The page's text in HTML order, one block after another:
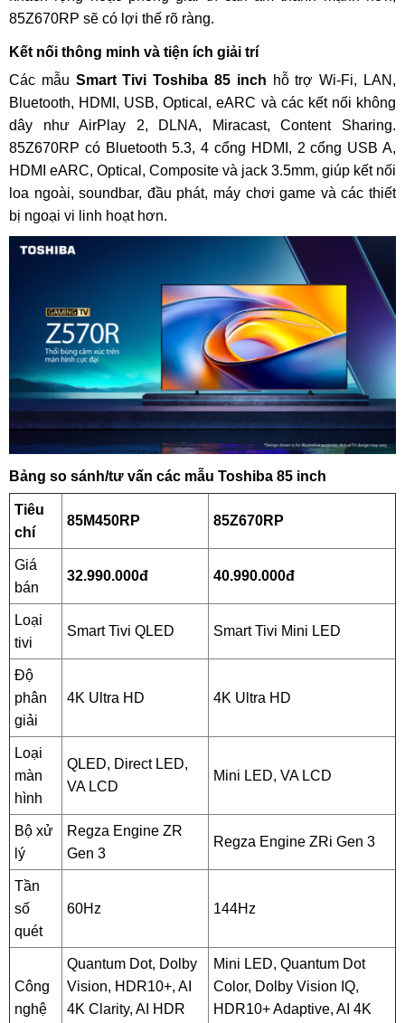
85Z670RP sẽ có lợi thế rõ ràng.
Kết nối thông minh và tiện ích giải trí
Các mẫu Smart Tivi Toshiba 85 inch hỗ trợ Wi-Fi, LAN,
Bluetooth, HDMI, USB, Optical, eARC và các kết nối không
dây như AirPlay 2, DLNA, Miracast, Content Sharing.
85Z670RP có Bluetooth 5.3, 4 cổng HDMI, 2 cổng USB A,
HDMI eARC, Optical, Composite và jack 3.5mm, giúp kết nối
loa ngoài, soundbar, đầu phát, máy chơi game và các thiết
bị ngoại vi linh hoạt hơn.
Bảng so sánh/tư vấn các mẫu Toshiba 85 inch
Tiêu
chí
85M450RP 85Z670RP
Giá
bán
32.990.000đ 40.990.000đ
Loại
tivi
Smart Tivi QLED Smart Tivi Mini LED
Độ
phân
giải
4K Ultra HD 4K Ultra HD
Loại
màn
hình
QLED, Direct LED,
VA LCD
Mini LED, VA LCD
Bộ xử
lý
Regza Engine ZR
Gen 3
Regza Engine ZRi Gen 3
Tần
số
quét
60Hz 144Hz
Công
nghệ
Quantum Dot, Dolby
Vision, HDR10+, AI
4K Clarity, AI HDR
Mini LED, Quantum Dot
Color, Dolby Vision IQ,
HDR10+ Adaptive, AI 4K